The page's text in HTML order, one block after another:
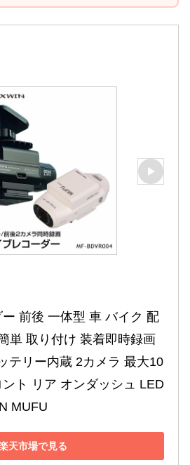
ー 前後 一体型 車 バイク 配
単 取り付け 装着即時録画
テリー内蔵 2カメラ 最大10
ト リア オンダッシュ LED
MUFU
天市場で見る